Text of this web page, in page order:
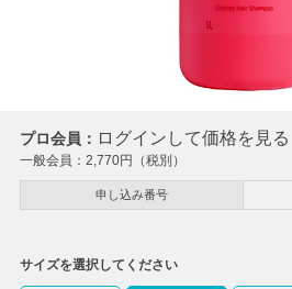
プロ会員： ログインして価格を見る
一般会員： 2,770円（税別）
申し込み番号
サイズを選択してください